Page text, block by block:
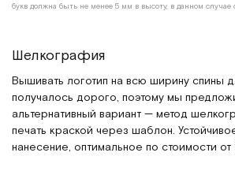
букв должна быть не менее 5 мм в высоту, в данном случае
Шелкография
Вышивать логотип на всю ширину спины
получалось дорого, поэтому мы
альтернативный вариант — метод
печать краской через шаблон.
нанесение, оптимальное по стоимости от